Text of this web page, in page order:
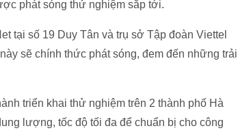
phát sóng thử nghiệm sắp tới.
tại số 19 Duy Tân và trụ sở Tập đoàn Viettel
sẽ chính thức phát sóng, đem đến những trải
triển khai thử nghiệm trên 2 thành phố Hà
lượng, tốc độ tối đa để chuẩn bị cho công